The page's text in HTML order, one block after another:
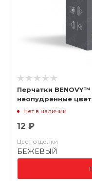
Перчатки
неопудренные цвет
CHLORINATED
Нет в наличии
12 ₽
Цвет отделки
БЕЖЕВЫЙ